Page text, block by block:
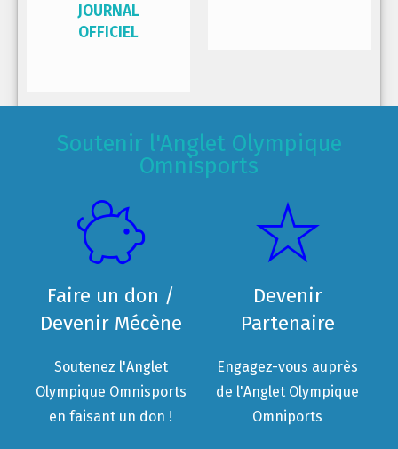
JOURNAL
OFFICIEL
Soutenir l'Anglet Olympique
Omnisports
Faire un don /
Devenir Mécène
Soutenez l'Anglet
Olympique Omnisports
en faisant un don !
Devenir
Partenaire
Engagez-vous auprès
de l'Anglet Olympique
Omniports